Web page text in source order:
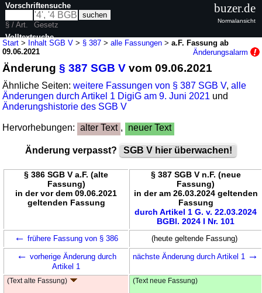
Start > Inhalt SGB V > § 387 >alle Fassungen >a.F. Fassung ab
09.06.2021
Änderungsalarm
Änderung§ 387 SGB V vom 09.06.2021
Ähnliche Seiten:weitere Fassungen von § 387 SGB V,alle
Änderungen durch Artikel 1 DigiG am 9. Juni 2021 und
Änderungshistorie des SGB V
Hervorhebungen: alter Text , neuer Text
Änderung verpasst? SGB V hier überwachen!
§ 386 SGB V a.F. (alte
Fassung)
in der vor dem 09.06.2021
geltenden Fassung
§ 387 SGB V n.F. (neue
Fassung)
in der am 26.03.2024 geltenden
Fassung
durch Artikel 1 G. v. 22.03.2024
BGBl. 2024 I Nr. 101
← frühere Fassung von § 386 (heute geltende Fassung)
← vorherige Änderung durch
Artikel 1
nächste Änderung durch Artikel 1 →
(Text alte Fassung) (Text neue Fassung)
Vorschriftensuche
§ / Art.
Gesetz
Volltextsuche
buzer.de
Normalansicht